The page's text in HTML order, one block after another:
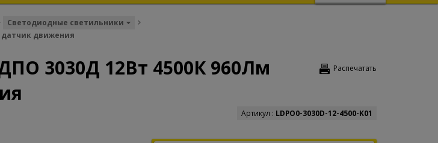
Светодиодные светильники
датчик движения
Распечатать
3030Д 12Вт 4500К 960Лм
Артикул : LDPO0-3030D-12-4500-K01